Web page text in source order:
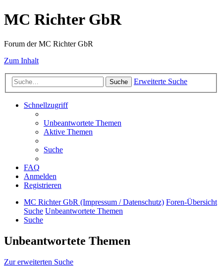
MC Richter GbR
Forum der MC Richter GbR
Zum Inhalt
Suche Erweiterte Suche
Schnellzugriff
Unbeantwortete Themen
Aktive Themen
Suche
FAQ
Anmelden
Registrieren
MC Richter GbR (Impressum / Datenschutz) Foren-Übersicht
Suche Unbeantwortete Themen
Suche
Unbeantwortete Themen
Zur erweiterten Suche